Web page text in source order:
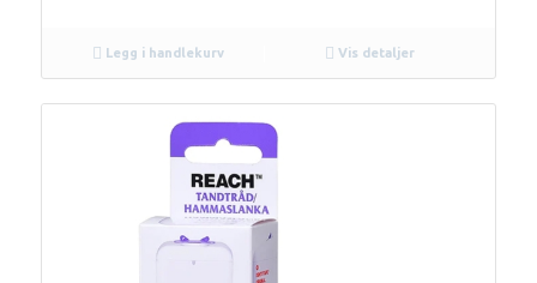
Legg i handlekurv Vis detaljer